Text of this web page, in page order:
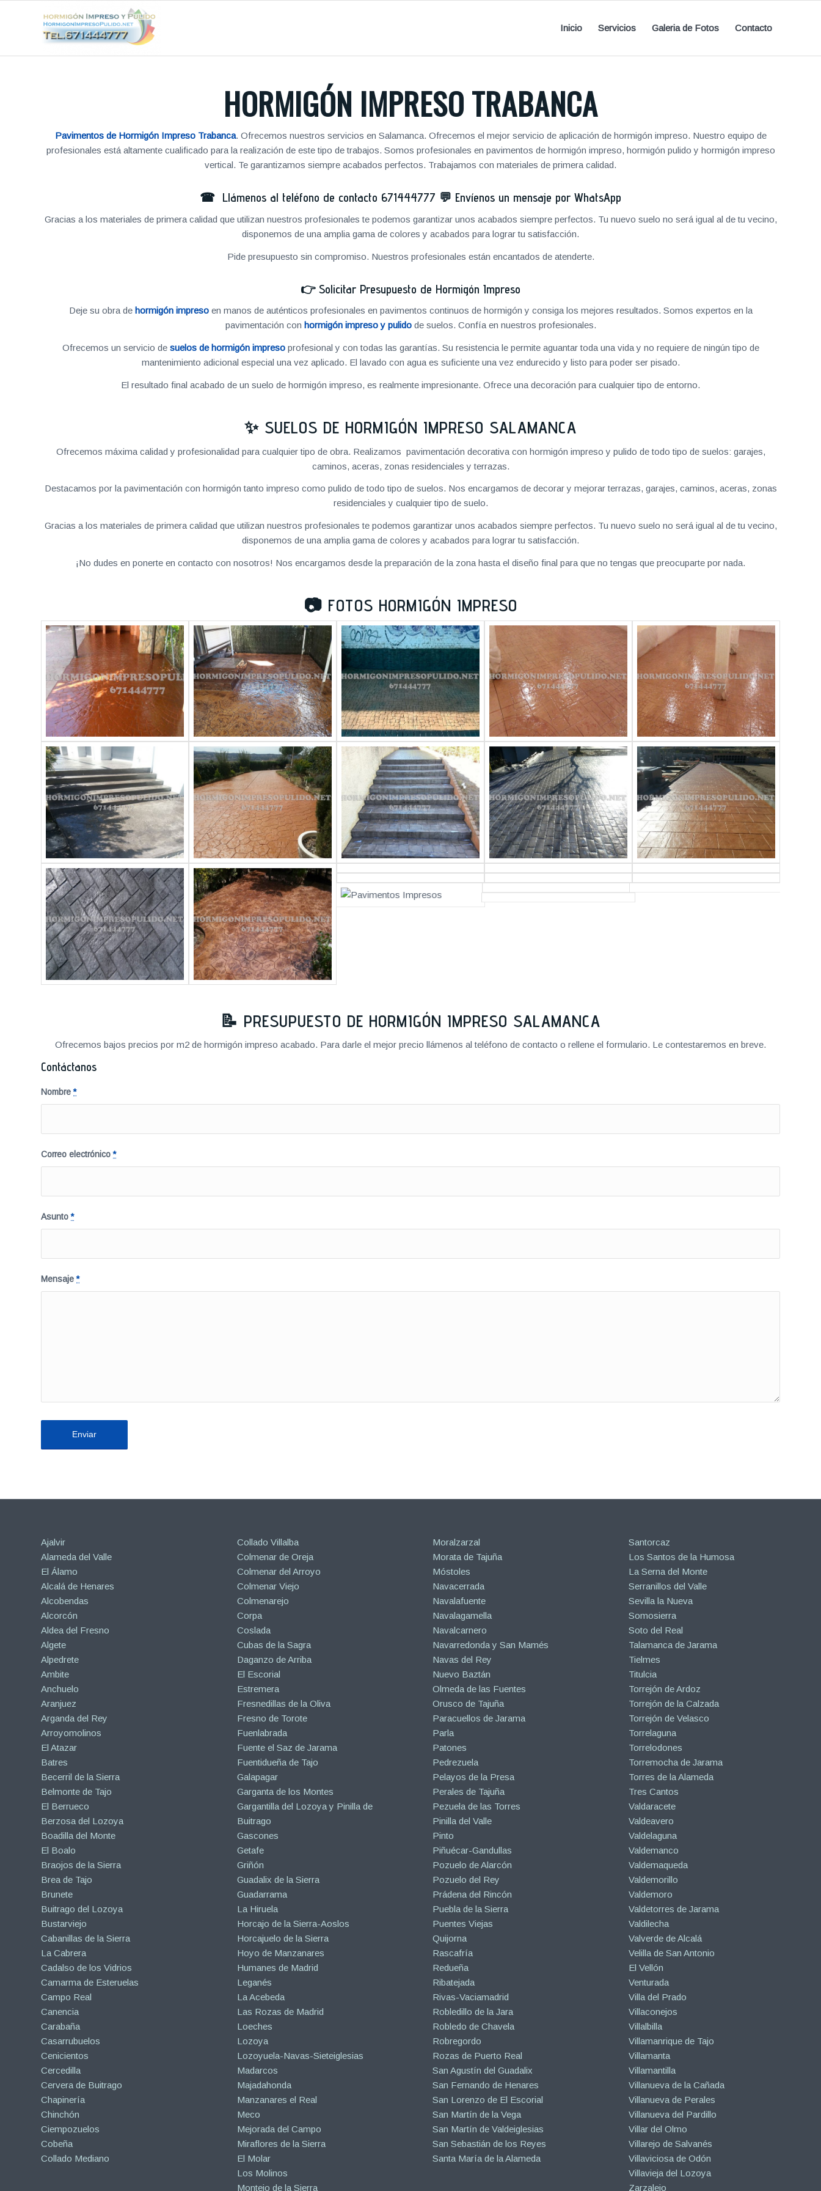
Inicio Servicios Galeria de Fotos Contacto
HORMIGÓN IMPRESO TRABANCA
Pavimentos de Hormigón Impreso Trabanca. Ofrecemos nuestros servicios en Salamanca. Ofrecemos el mejor servicio de aplicación de hormigón impreso. Nuestro equipo de
profesionales está altamente cualificado para la realización de este tipo de trabajos. Somos profesionales en pavimentos de hormigón impreso, hormigón pulido y hormigón impreso
vertical. Te garantizamos siempre acabados perfectos. Trabajamos con materiales de primera calidad.
☎ Llámenos al teléfono de contacto 671444777 💬 Envíenos un mensaje por WhatsApp
Gracias a los materiales de primera calidad que utilizan nuestros profesionales te podemos garantizar unos acabados siempre perfectos. Tu nuevo suelo no será igual al de tu vecino,
disponemos de una amplia gama de colores y acabados para lograr tu satisfacción.
Pide presupuesto sin compromiso. Nuestros profesionales están encantados de atenderte.
👉 Solicitar Presupuesto de Hormigón Impreso
Deje su obra de hormigón impresoen manos de auténticos profesionales en pavimentos continuos de hormigón y consiga los mejores resultados. Somos expertos en la
pavimentación con hormigón impreso y pulidode suelos. Confía en nuestros profesionales.
Ofrecemos un servicio de suelos de hormigón impresoprofesional y con todas las garantías. Su resistencia le permite aguantar toda una vida y no requiere de ningún tipo de
mantenimiento adicional especial una vez aplicado. El lavado con agua es suficiente una vez endurecido y listo para poder ser pisado.
El resultado final acabado de un suelo de hormigón impreso, es realmente impresionante. Ofrece una decoración para cualquier tipo de entorno.
✨ SUELOS DE HORMIGÓN IMPRESO SALAMANCA
Ofrecemos máxima calidad y profesionalidad para cualquier tipo de obra. Realizamos pavimentación decorativa con hormigón impreso y pulido de todo tipo de suelos: garajes,
caminos, aceras, zonas residenciales y terrazas.
Destacamos por la pavimentación con hormigón tanto impreso como pulido de todo tipo de suelos. Nos encargamos de decorar y mejorar terrazas, garajes, caminos, aceras, zonas
residenciales y cualquier tipo de suelo.
Gracias a los materiales de primera calidad que utilizan nuestros profesionales te podemos garantizar unos acabados siempre perfectos. Tu nuevo suelo no será igual al de tu vecino,
disponemos de una amplia gama de colores y acabados para lograr tu satisfacción.
¡No dudes en ponerte en contacto con nosotros! Nos encargamos desde la preparación de la zona hasta el diseño final para que no tengas que preocuparte por nada.
📷 FOTOS HORMIGÓN IMPRESO
📝 PRESUPUESTO DE HORMIGÓN IMPRESO SALAMANCA
Ofrecemos bajos precios por m2 de hormigón impreso acabado. Para darle el mejor precio llámenos al teléfono de contacto o rellene el formulario. Le contestaremos en breve.
Contáctanos
Nombre*
Correo electrónico*
Asunto*
Mensaje*
Ajalvir
Alameda del Valle
El Álamo
Alcalá de Henares
Alcobendas
Alcorcón
Aldea del Fresno
Algete
Alpedrete
Ambite
Anchuelo
Aranjuez
Arganda del Rey
Arroyomolinos
El Atazar
Batres
Becerril de la Sierra
Belmonte de Tajo
El Berrueco
Berzosa del Lozoya
Boadilla del Monte
El Boalo
Braojos de la Sierra
Brea de Tajo
Brunete
Buitrago del Lozoya
Bustarviejo
Cabanillas de la Sierra
La Cabrera
Cadalso de los Vidrios
Camarma de Esteruelas
Campo Real
Canencia
Carabaña
Casarrubuelos
Cenicientos
Cercedilla
Cervera de Buitrago
Chapinería
Chinchón
Ciempozuelos
Cobeña
Collado Mediano
Collado Villalba
Colmenar de Oreja
Colmenar del Arroyo
Colmenar Viejo
Colmenarejo
Corpa
Coslada
Cubas de la Sagra
Daganzo de Arriba
El Escorial
Estremera
Fresnedillas de la Oliva
Fresno de Torote
Fuenlabrada
Fuente el Saz de Jarama
Fuentidueña de Tajo
Galapagar
Garganta de los Montes
Gargantilla del Lozoya y Pinilla de
Buitrago
Gascones
Getafe
Griñón
Guadalix de la Sierra
Guadarrama
La Hiruela
Horcajo de la Sierra-Aoslos
Horcajuelo de la Sierra
Hoyo de Manzanares
Humanes de Madrid
Leganés
La Acebeda
Las Rozas de Madrid
Loeches
Lozoya
Lozoyuela-Navas-Sieteiglesias
Madarcos
Majadahonda
Manzanares el Real
Meco
Mejorada del Campo
Miraflores de la Sierra
El Molar
Los Molinos
Montejo de la Sierra
Moralzarzal
Morata de Tajuña
Móstoles
Navacerrada
Navalafuente
Navalagamella
Navalcarnero
Navarredonda y San Mamés
Navas del Rey
Nuevo Baztán
Olmeda de las Fuentes
Orusco de Tajuña
Paracuellos de Jarama
Parla
Patones
Pedrezuela
Pelayos de la Presa
Perales de Tajuña
Pezuela de las Torres
Pinilla del Valle
Pinto
Piñuécar-Gandullas
Pozuelo de Alarcón
Pozuelo del Rey
Prádena del Rincón
Puebla de la Sierra
Puentes Viejas
Quijorna
Rascafría
Redueña
Ribatejada
Rivas-Vaciamadrid
Robledillo de la Jara
Robledo de Chavela
Robregordo
Rozas de Puerto Real
San Agustín del Guadalix
San Fernando de Henares
San Lorenzo de El Escorial
San Martín de la Vega
San Martín de Valdeiglesias
San Sebastián de los Reyes
Santa María de la Alameda
Santorcaz
Los Santos de la Humosa
La Serna del Monte
Serranillos del Valle
Sevilla la Nueva
Somosierra
Soto del Real
Talamanca de Jarama
Tielmes
Titulcia
Torrejón de Ardoz
Torrejón de la Calzada
Torrejón de Velasco
Torrelaguna
Torrelodones
Torremocha de Jarama
Torres de la Alameda
Tres Cantos
Valdaracete
Valdeavero
Valdelaguna
Valdemanco
Valdemaqueda
Valdemorillo
Valdemoro
Valdetorres de Jarama
Valdilecha
Valverde de Alcalá
Velilla de San Antonio
El Vellón
Venturada
Villa del Prado
Villaconejos
Villalbilla
Villamanrique de Tajo
Villamanta
Villamantilla
Villanueva de la Cañada
Villanueva de Perales
Villanueva del Pardillo
Villar del Olmo
Villarejo de Salvanés
Villaviciosa de Odón
Villavieja del Lozoya
Zarzalejo